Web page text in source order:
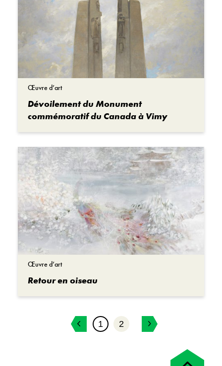
Œuvre d’art
Dévoilement du Monument
commémoratif du Canada à Vimy
Œuvre d’art
Retour en oiseau
1 2
Retour